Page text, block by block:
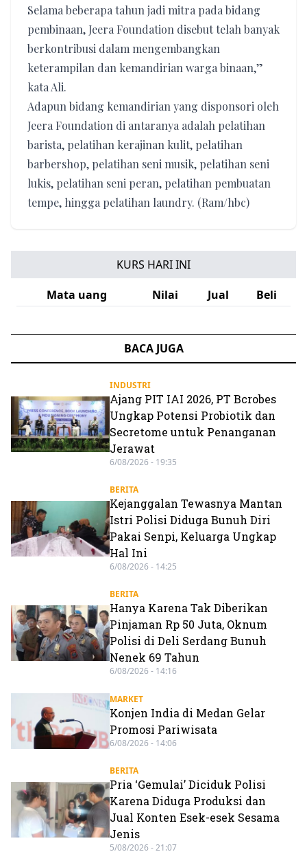
Selama beberapa tahun jadi mitra pada bidang
pembinaan, Jeera Foundation disebut telah banyak
berkontribusi dalam mengembangkan
keterampilan dan kemandirian warga binaan,”
kata Ali.
Adapun bidang kemandirian yang disponsori oleh
Jeera Foundation di antaranya adalah pelatihan
barista, pelatihan kerajinan kulit, pelatihan
barbershop, pelatihan seni musik, pelatihan seni
lukis, pelatihan seni peran, pelatihan pembuatan
tempe, hingga pelatihan laundry. (Ram/hbc)
KURS HARI INI
Mata uang
Nilai Jual Beli
BACA JUGA
INDUSTRI
Ajang PIT IAI 2026, PT Bcrobes
Ungkap Potensi Probiotik dan
Secretome untuk Penanganan
Jerawat
6/08/2026 - 19:35
BERITA
Kejanggalan Tewasnya Mantan
Istri Polisi Diduga Bunuh Diri
Pakai Senpi, Keluarga Ungkap
Hal Ini
6/08/2026 - 14:25
BERITA
Hanya Karena Tak Diberikan
Pinjaman Rp 50 Juta, Oknum
Polisi di Deli Serdang Bunuh
Nenek 69 Tahun
6/08/2026 - 14:16
MARKET
Konjen India di Medan Gelar
Promosi Pariwisata
6/08/2026 - 14:06
BERITA
Pria ‘Gemulai’ Diciduk Polisi
Karena Diduga Produksi dan
Jual Konten Esek-esek Sesama
Jenis
5/08/2026 - 21:07